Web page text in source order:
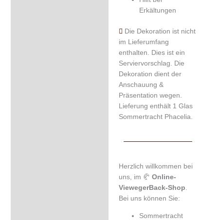
Erkältungen
Die Dekoration ist nicht
im Lieferumfang
enthalten. Dies ist ein
Serviervorschlag. Die
Dekoration dient der
Anschauung &
Präsentation wegen.
Lieferung enthält 1 Glas
Sommertracht Phacelia.
Herzlich willkommen bei
uns, im 🥐 Online-
ViewegerBack-Shop
Bei uns können Sie:
Sommertracht